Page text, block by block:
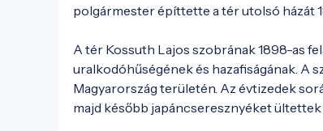
polgármester építtette a tér utolsó házát
A tér Kossuth Lajos szobrának 1898-as
uralkodóhűségének és hazafiságának. A
Magyarország területén. Az évtizedek
majd később japáncseresznyéket ültettek